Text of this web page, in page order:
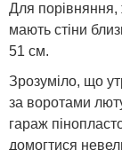
Для порівняння,
мають стіни
51 см.
Зрозуміло, що
за воротами
гараж
домогтися